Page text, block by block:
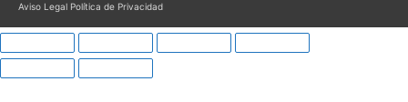
Aviso Legal Política de Privacidad